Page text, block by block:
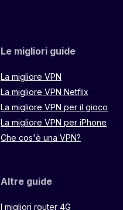
Le migliori guide
La migliore VPN
La migliore VPN Netflix
La migliore VPN per il gioco
La migliore VPN per iPhone
Che cos'è una VPN?
Altre guide
I migliori router 4G